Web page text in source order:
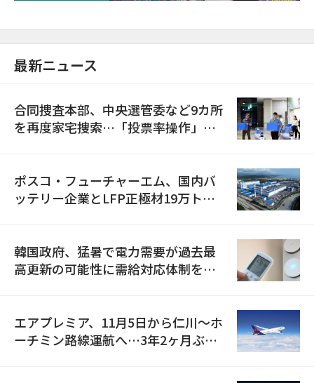
最新ニュース
合同捜査本部、中央選管委など9カ所
を再度家宅捜索…「投票率操作」の
ポスコ・フューチャーエム、国内バ
ッテリー企業とLFP正極材19万トン
韓国政府、猛暑で電力需要が過去最
高更新の可能性に需給対応体制を点
エアプレミア、11月5日から仁川〜ホ
ーチミン路線運航へ…3年2ヶ月ぶり